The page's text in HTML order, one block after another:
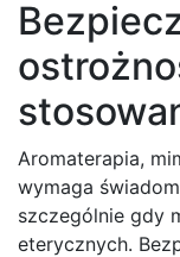
Aromaterapia,
wymaga
szczególnie gdy
eterycznych.